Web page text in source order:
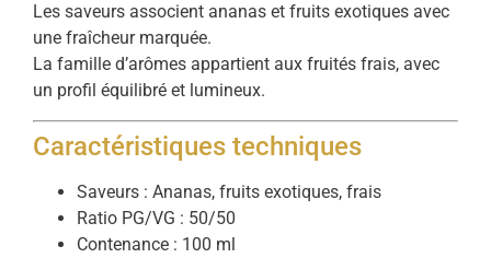
Les saveurs associent ananas et fruits exotiques avec
une fraîcheur marquée.
La famille d’arômes appartient aux fruités frais, avec
un profil équilibré et lumineux.
Caractéristiques techniques
Saveurs : Ananas, fruits exotiques, frais
Ratio PG/VG : 50/50
Contenance : 100 ml